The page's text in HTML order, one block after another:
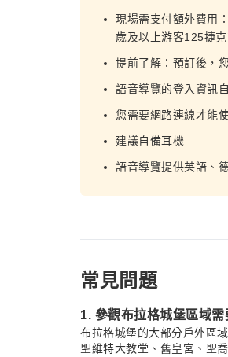
現場需支付額外費用
歲及以上游客125捷克
提前了解：預訂後，
語音導覽的登入資訊
您需要網路連線才能
建議自備耳機
語音導覽提供英語、
常見問題
1. 參觀布拉格城堡區域需
布拉格城堡的大部分戶外區
聖維特大教堂、舊皇宮、聖